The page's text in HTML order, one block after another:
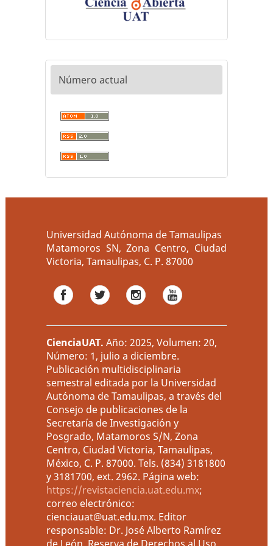
Número actual
Universidad Autónoma de Tamaulipas
Matamoros SN, Zona Centro, Ciudad
Victoria, Tamaulipas, C. P. 87000
CienciaUAT. Año: 2025, Volumen: 20,
Número: 1, julio a diciembre.
Publicación multidisciplinaria
semestral editada por la Universidad
Autónoma de Tamaulipas, a través del
Consejo de publicaciones de la
Secretaría de Investigación y
Posgrado, Matamoros S/N, Zona
Centro, Ciudad Victoria, Tamaulipas,
México, C. P. 87000. Tels. (834) 3181800
y 3181700, ext. 2962. Página web:
https://revistaciencia.uat.edu.mx;
correo electrónico:
cienciauat@uat.edu.mx. Editor
responsable: Dr. José Alberto Ramírez